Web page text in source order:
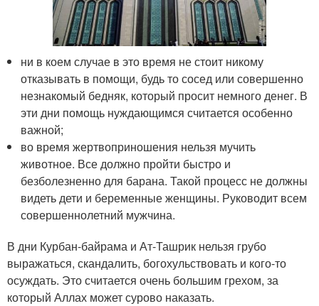
ни в коем случае в это время не стоит никому
отказывать в помощи, будь то сосед или совершенно
незнакомый бедняк, который просит немного денег. В
эти дни помощь нуждающимся считается особенно
важной;
во время жертвоприношения нельзя мучить
животное. Все должно пройти быстро и
безболезненно для барана. Такой процесс не должны
видеть дети и беременные женщины. Руководит всем
совершеннолетний мужчина.
В дни Курбан-байрама и Ат-Ташрик нельзя грубо
выражаться, скандалить, богохульствовать и кого-то
осуждать. Это считается очень большим грехом, за
который Аллах может сурово наказать.